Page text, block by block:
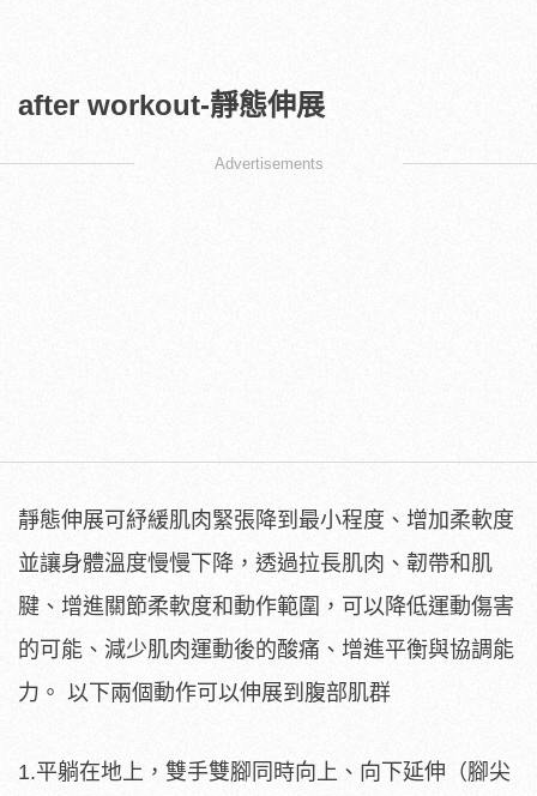
after workout-靜態伸展
Advertisements
靜態伸展可紓緩肌肉緊張降到最小程度、增加柔軟度
並讓身體溫度慢慢下降，透過拉長肌肉、韌帶和肌
腱、增進關節柔軟度和動作範圍，可以降低運動傷害
的可能、減少肌肉運動後的酸痛、增進平衡與協調能
力。 以下兩個動作可以伸展到腹部肌群
1.平躺在地上，雙手雙腳同時向上、向下延伸（腳尖